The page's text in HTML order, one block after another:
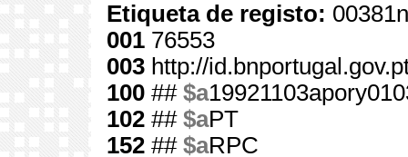
Etiqueta de registo:
001 76553
003 http://
100 ## $a
102 ## $aPT
152 ## $aRPC